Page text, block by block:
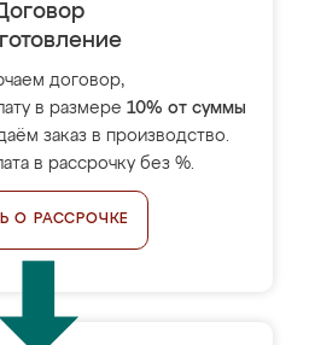
договор,
в размере 10% от суммы
заказ в производство.
в рассрочку без %.
О РАССРОЧКЕ